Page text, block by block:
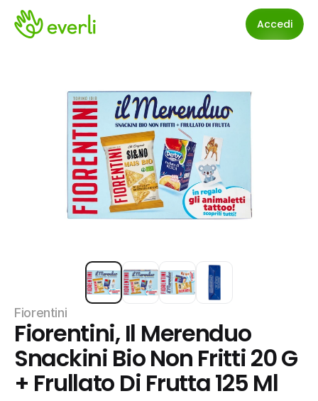
Accedi
Fiorentini
Fiorentini, Il Merenduo
Snackini Bio Non Fritti 20 G
+ Frullato Di Frutta 125 Ml